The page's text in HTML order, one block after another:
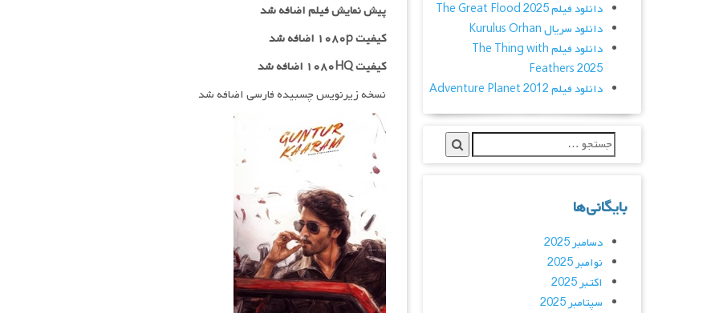
پیش نمایش فیلم اضافه شد
کیفیت ۱۰۸۰p اضافه شد
کیفیت ۱۰۸۰HQ اضافه شد
نسخه زیرنویس چسبیده فارسی اضافه شد
دانلود فیلم The Great Flood 2025
دانلود سریال Kurulus Orhan
دانلود فیلم The Thing with
Feathers 2025
دانلود فیلم Adventure Planet 2012
بایگانی‌ها
دسامبر 2025
نوامبر 2025
اکتبر 2025
سپتامبر 2025